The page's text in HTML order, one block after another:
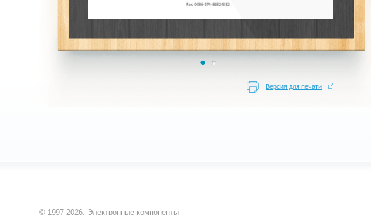
Версия для печати
© 1997-2026, Электронные компоненты